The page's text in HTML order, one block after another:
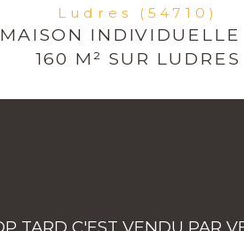
Ludres (54710)
MAISON INDIVIDUELLE
160 M² SUR LUDRES